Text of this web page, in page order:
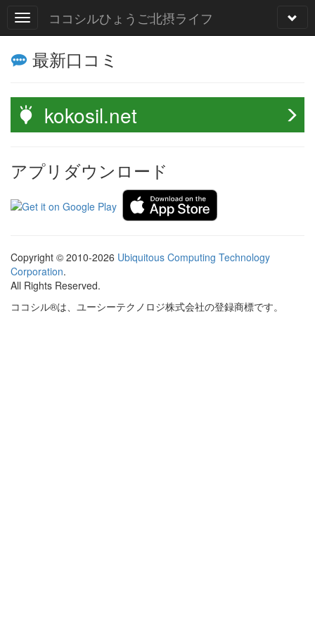
ココシルひょうご北摂ライフ
最新口コミ
kokosil.net
アプリダウンロード
Copyright © 2010-2026 Ubiquitous Computing Technology
Corporation.
All Rights Reserved.
ココシル®は、ユーシーテクノロジ株式会社の登録商標です。